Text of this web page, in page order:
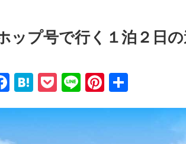
ップ号で行く１泊２日
F
c
e
H
e
P
ck
Li
e
Pi
er